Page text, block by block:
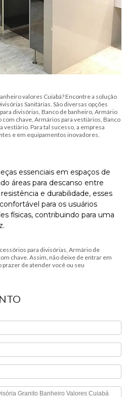
valores Cuiabá? Encontre a solução
Sanitárias. São diversas opções
divisórias, Banco de banheiro, Armário
chave, Armários para vestiários, Banco
vestiário. Para tal sucesso, a empresa
e em equipamentos inovadores.
essenciais em espaços de
áreas para descanso entre
e durabilidade, esses
para os usuários
físicas, contribuindo para uma
para divisórias, Armário de
chave. Assim, não deixe de entrar em
prazer de atender você ou seu